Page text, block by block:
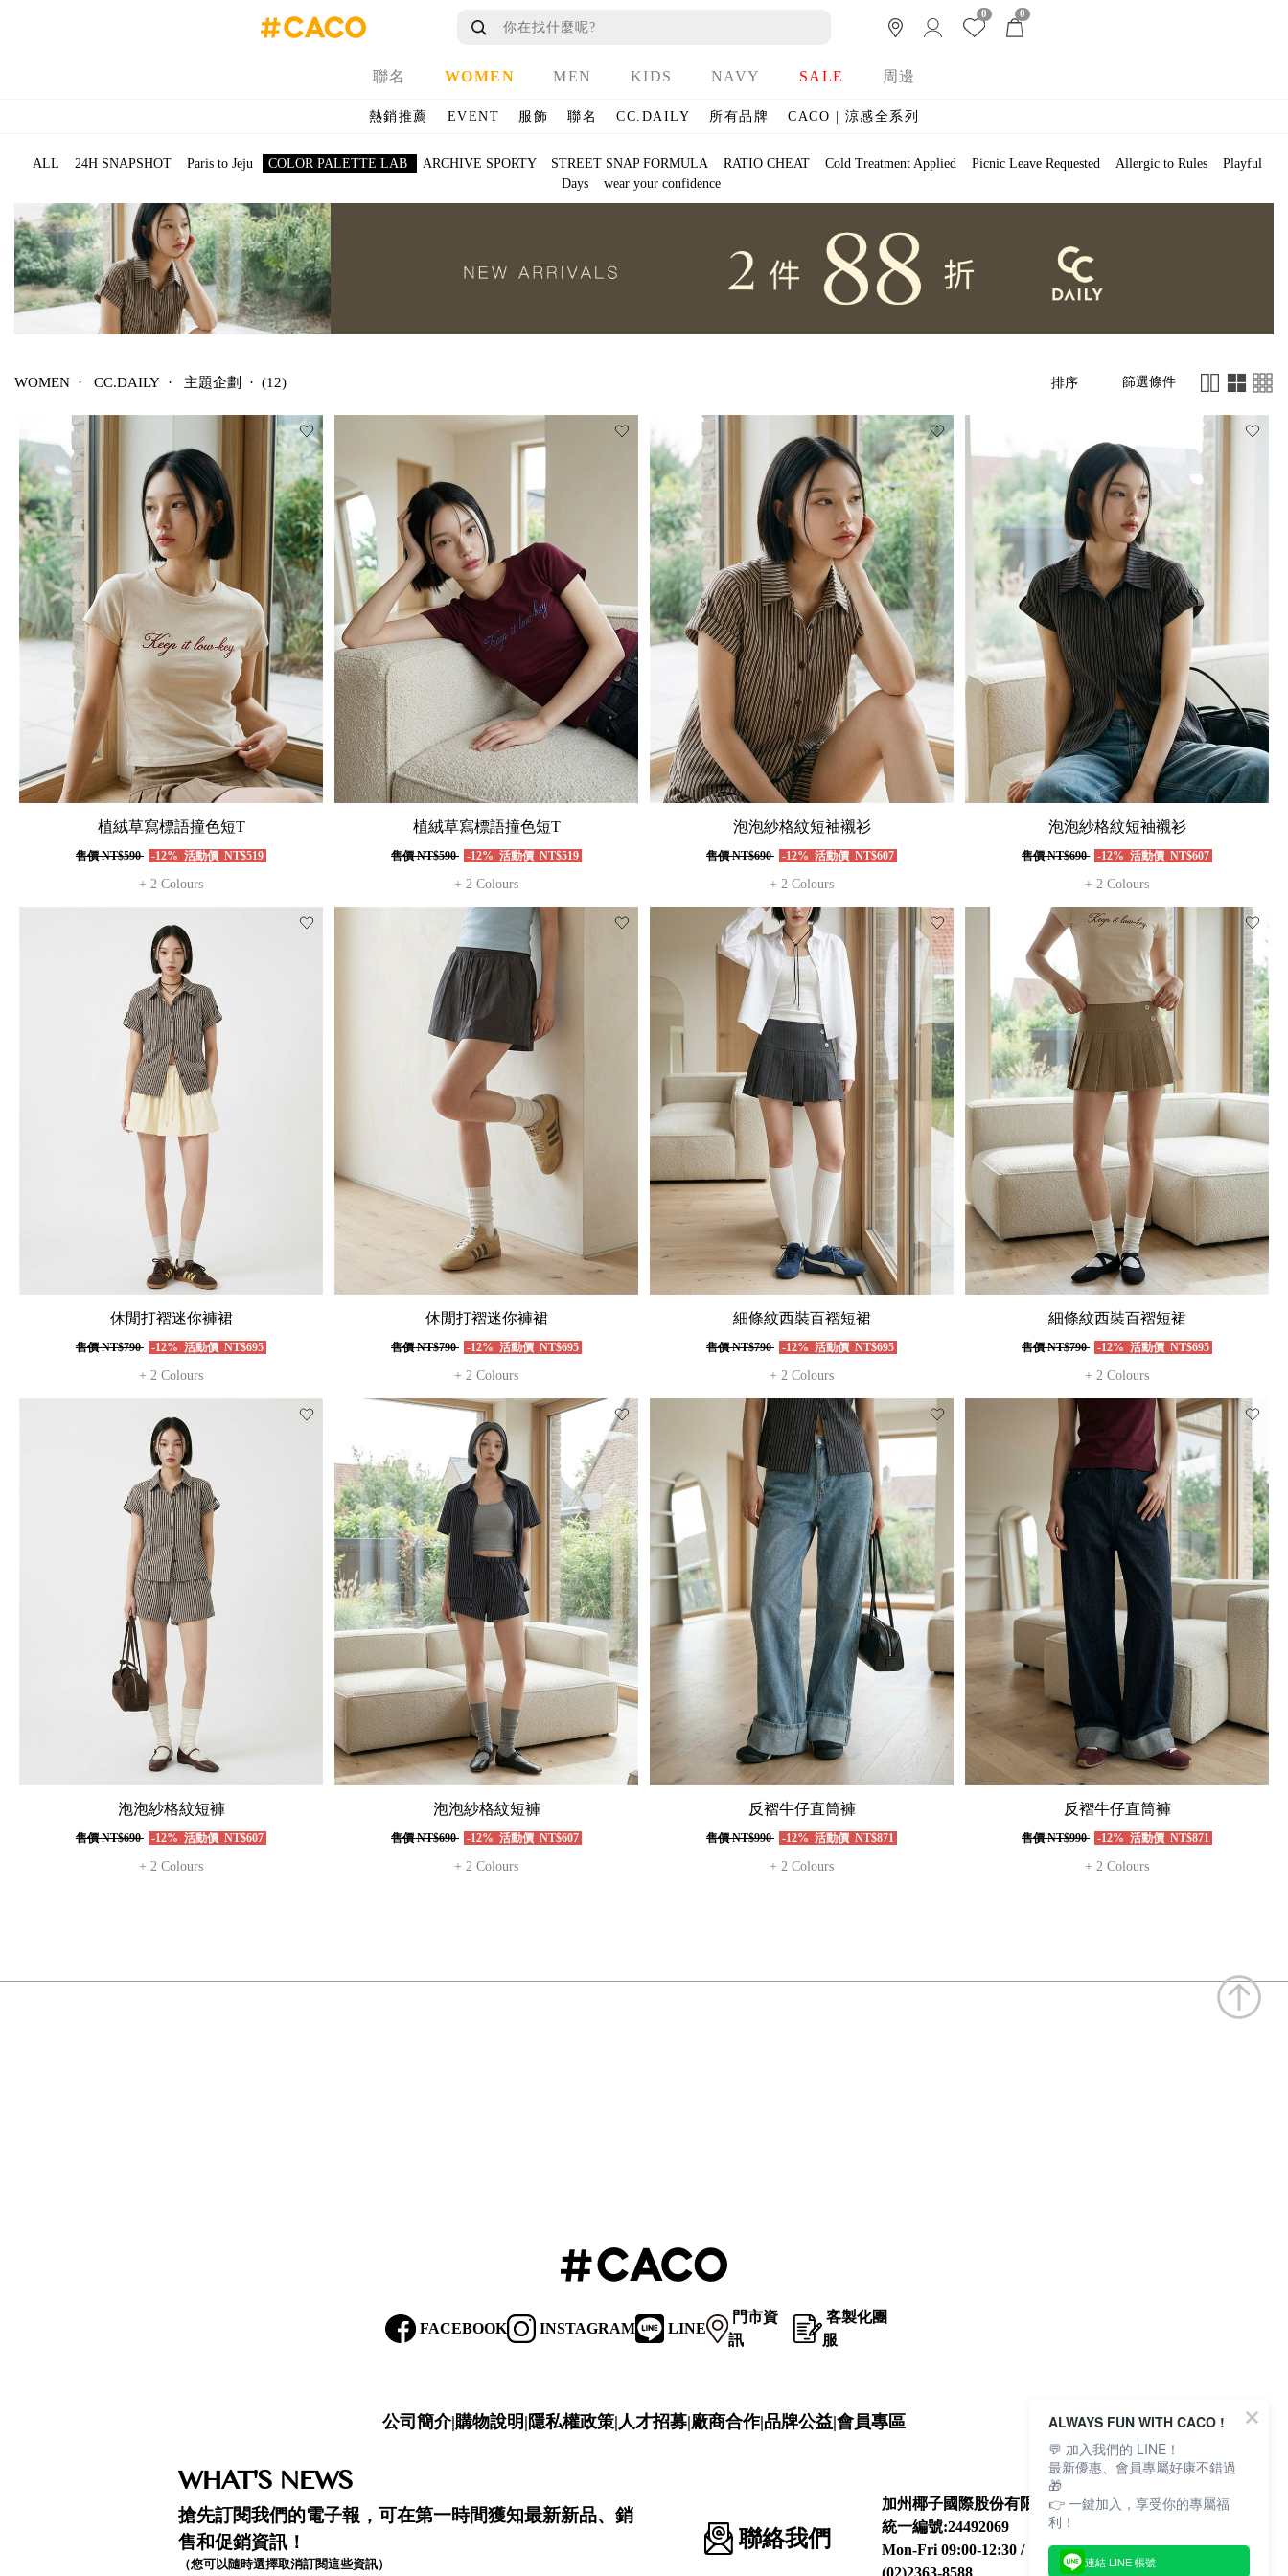
0 0
聯名 WOMEN MEN KIDS NAVY SALE 周邊
熱銷推薦 EVENT 服飾 聯名 CC.DAILY 所有品牌 CACO | 涼感全系列
ALL 24H SNAPSHOT Paris to Jeju COLOR PALETTE LAB ARCHIVE SPORTY STREET SNAP FORMULA RATIO CHEAT Cold Treatment Applied Picnic Leave Requested Allergic to Rules
Playful
Days
wear your confidence
WOMEN · CC.DAILY · 主題企劃 · (12) 排序 篩選條件
植絨草寫標語撞色短T
售價NT$590 -12% 活動價 NT$519
+ 2 Colours
植絨草寫標語撞色短T
售價NT$590 -12% 活動價 NT$519
+ 2 Colours
泡泡紗格紋短袖襯衫
售價NT$690 -12% 活動價 NT$607
+ 2 Colours
泡泡紗格紋短袖襯衫
售價NT$690 -12% 活動價 NT$607
+ 2 Colours
休閒打褶迷你褲裙
售價NT$790 -12% 活動價 NT$695
+ 2 Colours
休閒打褶迷你褲裙
售價NT$790 -12% 活動價 NT$695
+ 2 Colours
細條紋西裝百褶短裙
售價NT$790 -12% 活動價 NT$695
+ 2 Colours
細條紋西裝百褶短裙
售價NT$790 -12% 活動價 NT$695
+ 2 Colours
泡泡紗格紋短褲
售價NT$690 -12% 活動價 NT$607
+ 2 Colours
泡泡紗格紋短褲
售價NT$690 -12% 活動價 NT$607
+ 2 Colours
反褶牛仔直筒褲
售價NT$990 -12% 活動價 NT$871
+ 2 Colours
反褶牛仔直筒褲
售價NT$990 -12% 活動價 NT$871
+ 2 Colours
FACEBOOK INSTAGRAM LINE
門市資
訊
客製化團
服
公司簡介|購物說明 |隱私權政策|人才招募|廠商合作|品牌公益|會員專區
WHAT'S NEWS
搶先訂閱我們的電子報，可在第一時間獲知最新新品、銷
售和促銷資訊！
（您可以隨時選擇取消訂閱這些資訊）
聯絡我們
加州椰子國際股份有限公司
統一編號:24492069
Mon-Fri 09:00-12:30 / 13:30-18:00
(02)2363-8588
ALWAYS FUN WITH CACO !
💬 加入我們的 LINE！
最新優惠、會員專屬好康不錯過
🎁
👉 一鍵加入，享受你的專屬福
利！
連結 LINE 帳號